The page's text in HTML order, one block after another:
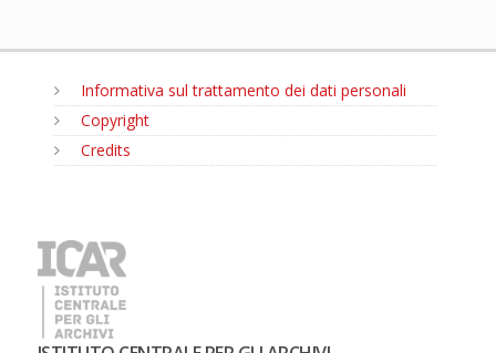
Informativa sul trattamento dei dati personali
Copyright
Credits